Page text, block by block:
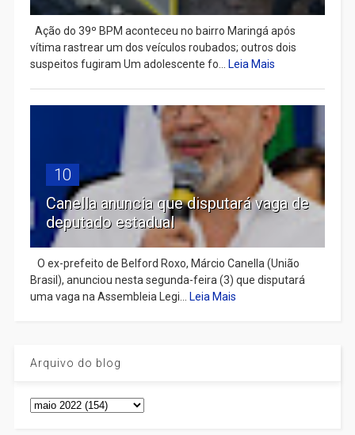
Ação do 39º BPM aconteceu no bairro Maringá após
vítima rastrear um dos veículos roubados; outros dois
suspeitos fugiram Um adolescente fo... Leia Mais
10
Canella anuncia que disputará vaga de
deputado estadual
​ O ex-prefeito de Belford Roxo, Márcio Canella (União
Brasil), anunciou nesta segunda-feira (3) que disputará
uma vaga na Assembleia Legi... Leia Mais
Arquivo do blog